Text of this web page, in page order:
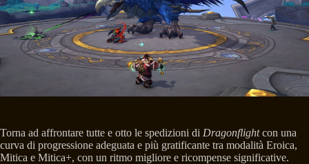
Torna ad affrontare tutte e otto le spedizioni di Dragonflightcon una
curva di progressione adeguata e più gratificante tra modalità Eroica,
Mitica e Mitica+, con un ritmo migliore e ricompense significative.